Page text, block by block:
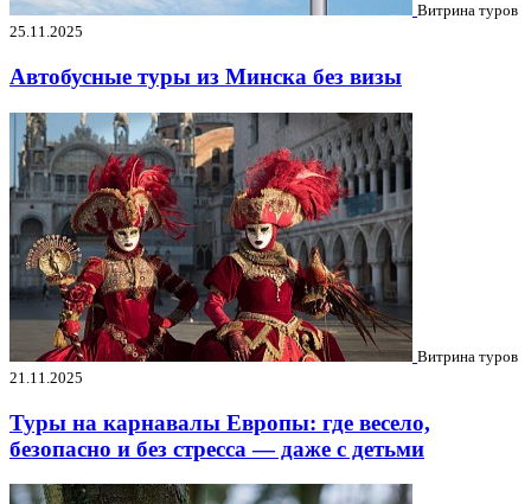
Витрина туров
25.11.2025
Автобусные туры из Минска без визы
Витрина туров
21.11.2025
Туры на карнавалы Европы: где весело,
безопасно и без стресса — даже с детьми